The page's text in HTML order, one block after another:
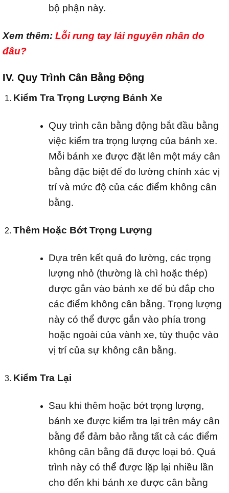
bộ phận này.
Xem thêm: Lỗi rung tay lái nguyên nhân do
đâu?
IV. Quy Trình Cân Bằng Động
Kiểm Tra Trọng Lượng Bánh Xe
Quy trình cân bằng động bắt đầu bằng
việc kiểm tra trọng lượng của bánh xe.
Mỗi bánh xe được đặt lên một máy cân
bằng đặc biệt để đo lường chính xác vị
trí và mức độ của các điểm không cân
bằng.
Thêm Hoặc Bớt Trọng Lượng
Dựa trên kết quả đo lường, các trọng
lượng nhỏ (thường là chì hoặc thép)
được gắn vào bánh xe để bù đắp cho
các điểm không cân bằng. Trọng lượng
này có thể được gắn vào phía trong
hoặc ngoài của vành xe, tùy thuộc vào
vị trí của sự không cân bằng.
Kiểm Tra Lại
Sau khi thêm hoặc bớt trọng lượng,
bánh xe được kiểm tra lại trên máy cân
bằng để đảm bảo rằng tất cả các điểm
không cân bằng đã được loại bỏ. Quá
trình này có thể được lặp lại nhiều lần
cho đến khi bánh xe được cân bằng